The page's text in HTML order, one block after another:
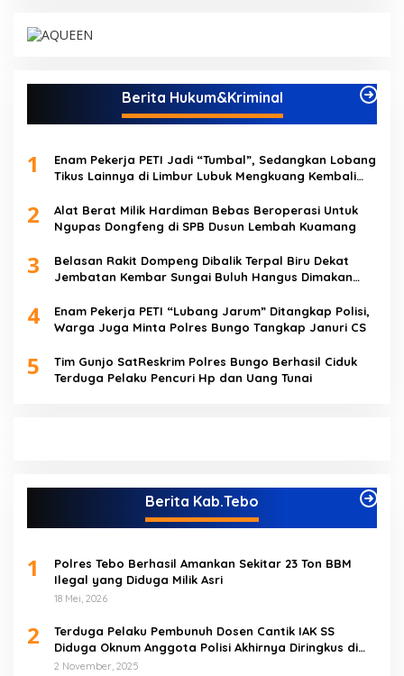
Berita Hukum&Kriminal
1
Enam Pekerja PETI Jadi “Tumbal”, Sedangkan Lobang
Tikus Lainnya di Limbur Lubuk Mengkuang Kembali
2
Alat Berat Milik Hardiman Bebas Beroperasi Untuk
Ngupas Dongfeng di SPB Dusun Lembah Kuamang
3
Belasan Rakit Dompeng Dibalik Terpal Biru Dekat
Jembatan Kembar Sungai Buluh Hangus Dimakan
4
Enam Pekerja PETI “Lubang Jarum” Ditangkap Polisi,
Warga Juga Minta Polres Bungo Tangkap Januri CS
5
Tim Gunjo SatReskrim Polres Bungo Berhasil Ciduk
Terduga Pelaku Pencuri Hp dan Uang Tunai
Berita Kab.Tebo
1
Polres Tebo Berhasil Amankan Sekitar 23 Ton BBM
Ilegal yang Diduga Milik Asri
18 Mei, 2026
2
Terduga Pelaku Pembunuh Dosen Cantik IAK SS
Diduga Oknum Anggota Polisi Akhirnya Diringkus di
Tebo Tengah
2 November, 2025